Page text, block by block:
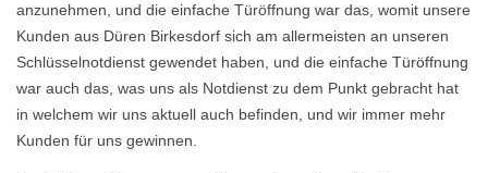
anzunehmen, und die einfache Türöffnung war das, womit unsere
Kunden aus Düren Birkesdorf sich am allermeisten an unseren
Schlüsselnotdienst gewendet haben, und die einfache Türöffnung
war auch das, was uns als Notdienst zu dem Punkt gebracht hat
in welchem wir uns aktuell auch befinden, und wir immer mehr
Kunden für uns gewinnen.